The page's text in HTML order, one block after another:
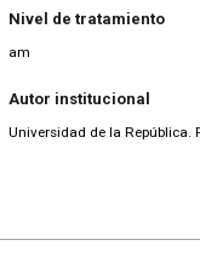
Nivel de tratamiento
am
Autor institucional
Universidad de la República.